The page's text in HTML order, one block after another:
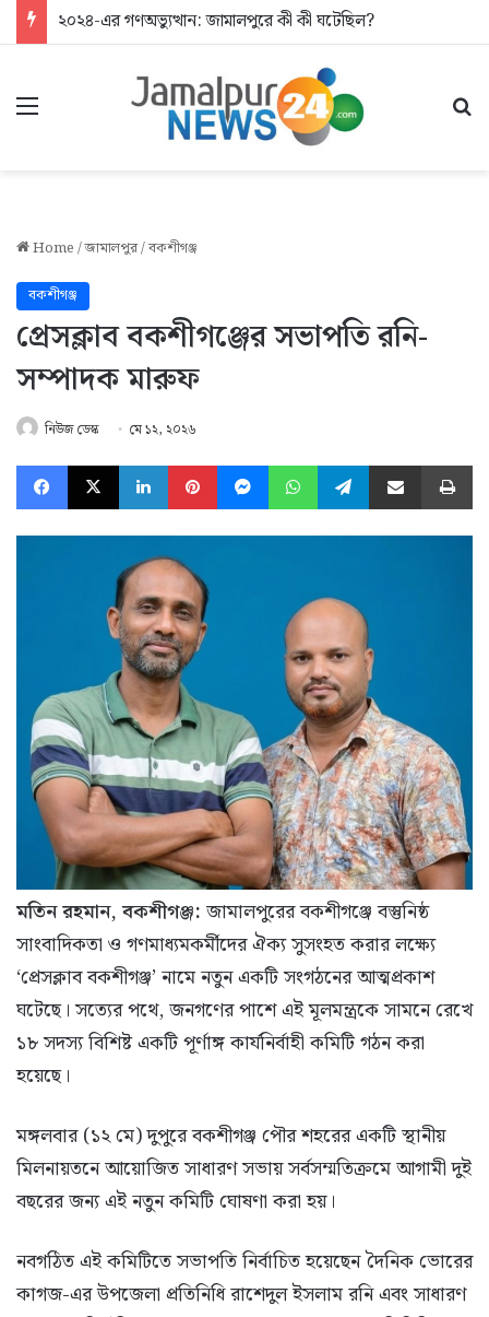
২০২৪-এর গণঅভ্যুত্থান: জামালপুরে কী কী ঘটেছিল?
Menu
Home/জামালপুর/বকশীগঞ্জ
বকশীগঞ্জ
প্রেসক্লাব বকশীগঞ্জের সভাপতি রনি-
সম্পাদক মারুফ
নিউজ ডেস্ক মে ১২, ২০২৬
Facebook
X LinkedInPinterestMessengerWhatsAppTelegramShare via Email
মতিন রহমান, বকশীগঞ্জ: জামালপুরের বকশীগঞ্জে বস্তুনিষ্ঠ
সাংবাদিকতা ও গণমাধ্যমকর্মীদের ঐক্য সুসংহত করার লক্ষ্যে
‘প্রেসক্লাব বকশীগঞ্জ’ নামে নতুন একটি সংগঠনের আত্মপ্রকাশ
ঘটেছে। সত্যের পথে, জনগণের পাশে এই মূলমন্ত্রকে সামনে রেখে
১৮ সদস্য বিশিষ্ট একটি পূর্ণাঙ্গ কার্যনির্বাহী কমিটি গঠন করা
হয়েছে।
মঙ্গলবার (১২ মে) দুপুরে বকশীগঞ্জ পৌর শহরের একটি স্থানীয়
মিলনায়তনে আয়োজিত সাধারণ সভায় সর্বসম্মতিক্রমে আগামী দুই
বছরের জন্য এই নতুন কমিটি ঘোষণা করা হয়।
নবগঠিত এই কমিটিতে সভাপতি নির্বাচিত হয়েছেন দৈনিক ভোরের
কাগজ-এর উপজেলা প্রতিনিধি রাশেদুল ইসলাম রনি এবং সাধারণ